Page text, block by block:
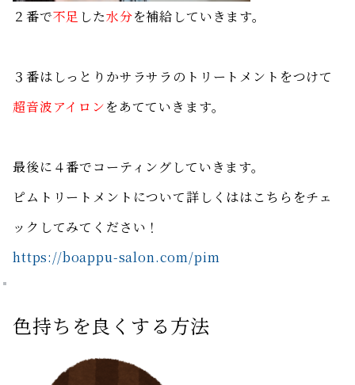
２番で不足 した水分を補給していきます。
３番はしっとりかサラサラのトリートメントをつけて
超音波アイロンをあてていきます。
最後に４番でコーティングしていきます。
ピムトリートメントについて詳しくははこちらをチェ
ックしてみてください！
https://boappu-salon.com/pim
色持ちを良くする方法